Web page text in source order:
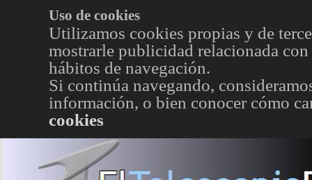
Uso de cookies
Utilizamos cookies propias y de
mostrarle publicidad relacionada
hábitos de navegación.
Si continúa navegando,
información, o bien conocer cómo
cookies